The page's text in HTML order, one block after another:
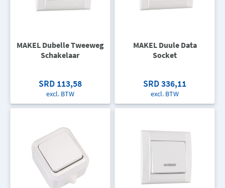
MAKEL Dubelle Tweeweg
Schakelaar
SRD 113,58
excl. BTW
MAKEL Duule Data
Socket
SRD 336,11
excl. BTW